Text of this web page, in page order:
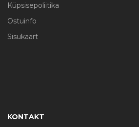
Küpsisepoliitika
Ostuinfo
Sisukaart
KONTAKT